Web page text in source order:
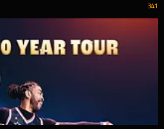
341